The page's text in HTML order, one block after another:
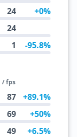
24 +0%
24
1 -95.8%
/ fps
87 +89.1%
69 +50%
49 +6.5%